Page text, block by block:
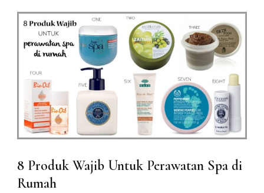
8 Produk Wajib Untuk Perawatan Spa di
Rumah